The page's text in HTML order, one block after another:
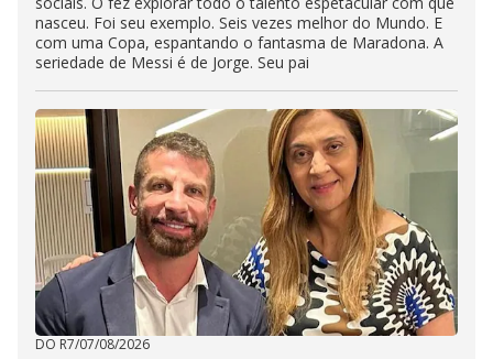
nasceu. Foi seu exemplo. Seis vezes melhor do Mundo. E
com uma Copa, espantando o fantasma de Maradona. A
seriedade de Messi é de Jorge. Seu pai
DO R7/07/08/2026